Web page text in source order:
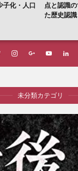
化・人口
点と認識
た歴史認
未分類カテゴリ